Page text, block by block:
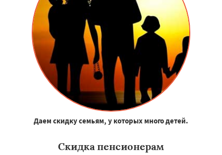
Даем скидку семьям, у которых много детей.
Скидка пенсионерам